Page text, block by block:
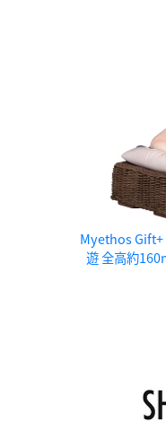
Myethos Gift+
遊 全高約